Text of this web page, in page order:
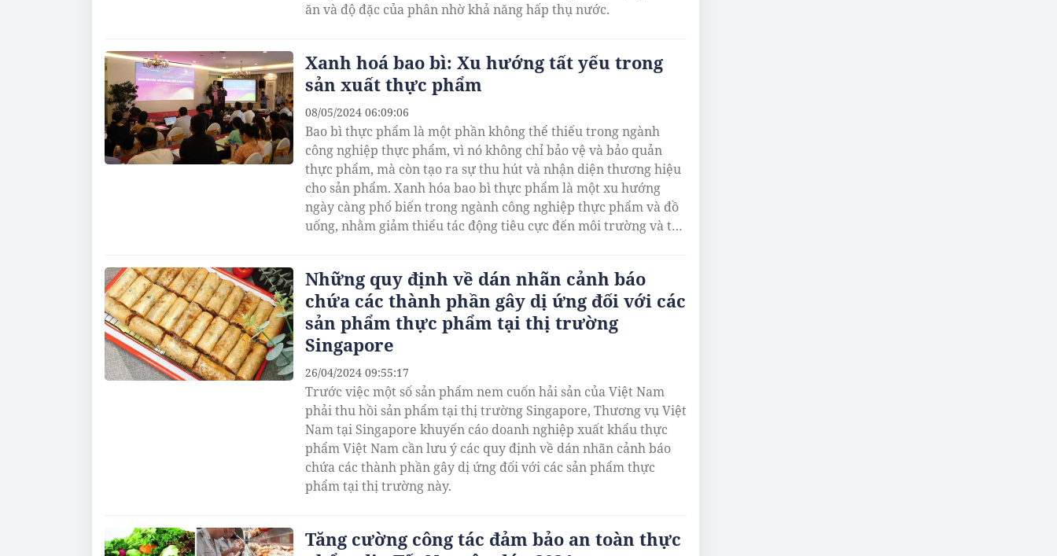
ăn và độ đặc của phân nhờ khả năng hấp thụ nước.
Xanh hoá bao bì: Xu hướng tất yếu trong
sản xuất thực phẩm
Bao bì thực phẩm là một phần không thể thiếu trong ngành
công nghiệp thực phẩm, vì nó không chỉ bảo vệ và bảo quản
thực phẩm, mà còn tạo ra sự thu hút và nhận diện thương hiệu
cho sản phẩm. Xanh hóa bao bì thực phẩm là một xu hướng
ngày càng phổ biến trong ngành công nghiệp thực phẩm và đồ
uống, nhằm giảm thiểu tác động tiêu cực đến môi trường và tạo
08/05/2024 06:09:06
Những quy định về dán nhãn cảnh báo
chứa các thành phần gây dị ứng đối với các
sản phẩm thực phẩm tại thị trường
Singapore
Trước việc một số sản phẩm nem cuốn hải sản của Việt Nam
phải thu hồi sản phẩm tại thị trường Singapore, Thương vụ Việt
Nam tại Singapore khuyến cáo doanh nghiệp xuất khẩu thực
phẩm Việt Nam cần lưu ý các quy định về dán nhãn cảnh báo
chứa các thành phần gây dị ứng đối với các sản phẩm thực
phẩm tại thị trường này.
26/04/2024 09:55:17
Tăng cường công tác đảm bảo an toàn thực